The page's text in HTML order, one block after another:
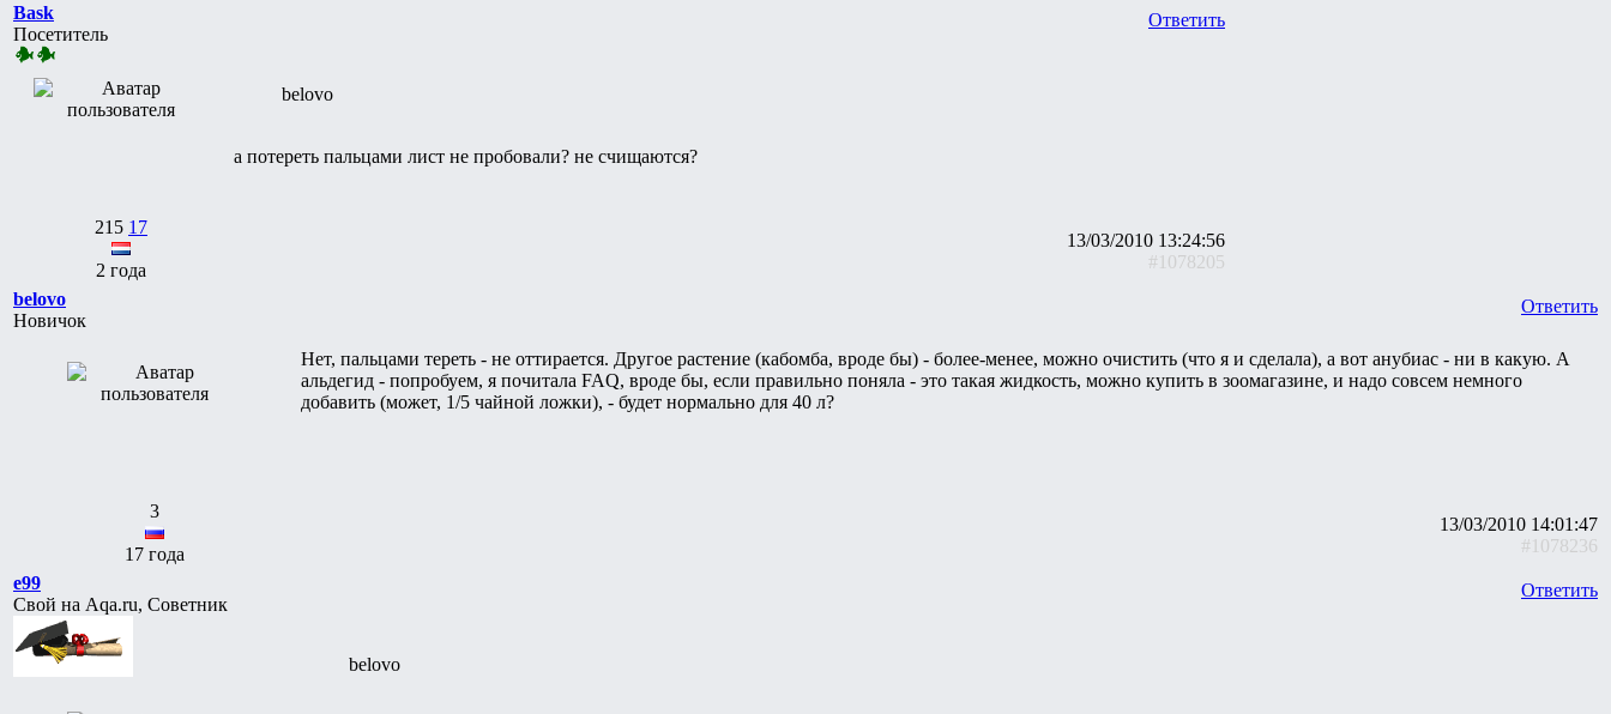
Bask
Посетитель
215 17
2 года
Ответить
belovo
а потереть пальцами лист не пробовали? не счищаются?
13/03/2010 13:24:56
#1078205
belovo
Новичок
3
17 года
Ответить
Нет, пальцами тереть - не оттирается. Другое растение (кабомба, вроде бы) - более-менее, можно очистить (что я и сделала), а вот анубиас - ни в какую. А
альдегид - попробуем, я почитала FAQ, вроде бы, если правильно поняла - это такая жидкость, можно купить в зоомагазине, и надо совсем немного
добавить (может, 1/5 чайной ложки), - будет нормально для 40 л?
13/03/2010 14:01:47
#1078236
e99
Свой на Aqa.ru, Советник
Ответить
belovo